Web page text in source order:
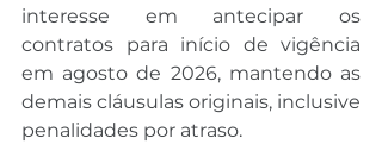
interesse em antecipar os
contratos para início de vigência
em agosto de 2026, mantendo as
demais cláusulas originais, inclusive
penalidades por atraso.